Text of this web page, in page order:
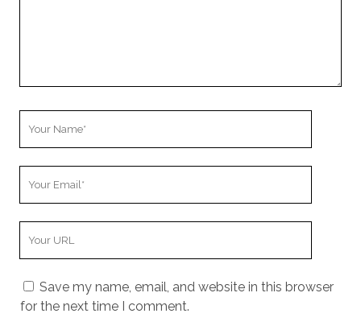
Save my name, email, and website in this browser
for the next time I comment.